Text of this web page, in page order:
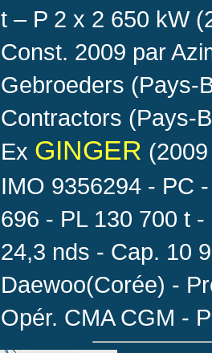
t – P 2 x 2 650 kW
Const. 2009 par
Gebroeders (Pays-
Contractors (Pays-
Ex GINGER
IMO 9356294 - PC
696 - PL 130 700 t
24,3 nds - Cap. 10
Daewoo(Corée) -
Opér. CMA CGM -